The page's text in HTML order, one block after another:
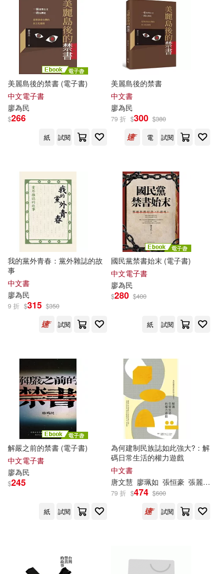
張麗珍(1)
程婉若(1)
郭姵妤(1) 陳正芬(1)
黃綉雯(1)
出版社 (可複選)
前衛(6)
上海科學技術文獻出版社(1)
中國人民大學出版社(1)
群學(1)
配送方式 (可複選)
可超商取貨(10)
可海外宅配(10)
可港澳店取(10)
可新加坡店取(10)
電子書 (可複選)
適合手機平板閱讀(3)
其他
範圍
美麗島後的禁書 (電子書)
中文電子書
廖為民
$266
紙 試閱
美麗島後的禁書
中文書
廖為民
79 折 $300 $380
電
試閱
我的黨外青春：黨外雜誌的故
事
中文書
廖為民
9 折 $315 $350
試閱
國民黨禁書始末 (電子書)
中文電子書
廖為民
$280 $400
紙 試閱
解嚴之前的禁書 (電子書)
中文電子書
廖為民
$245
紙 試閱
為何建制民族誌如此強大?：解
碼日常生活的權力遊戲
中文書
唐文慧 廖珮如 張恒豪 張麗珍
79 折 $474 $600
試閱